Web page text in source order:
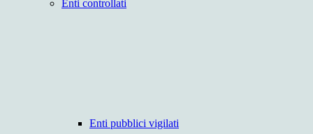
Enti controllati
Enti pubblici vigilati